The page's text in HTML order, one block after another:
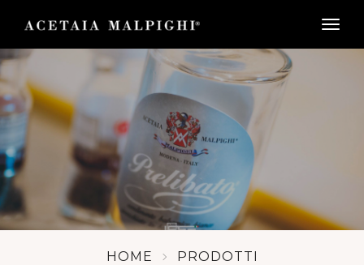
HOME
PRODOTTI